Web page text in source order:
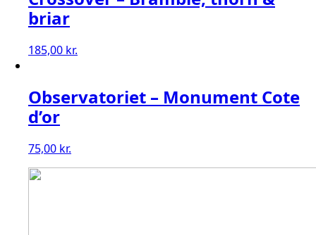
briar
185,00 kr.
Observatoriet – Monument Cote
d’or
75,00 kr.